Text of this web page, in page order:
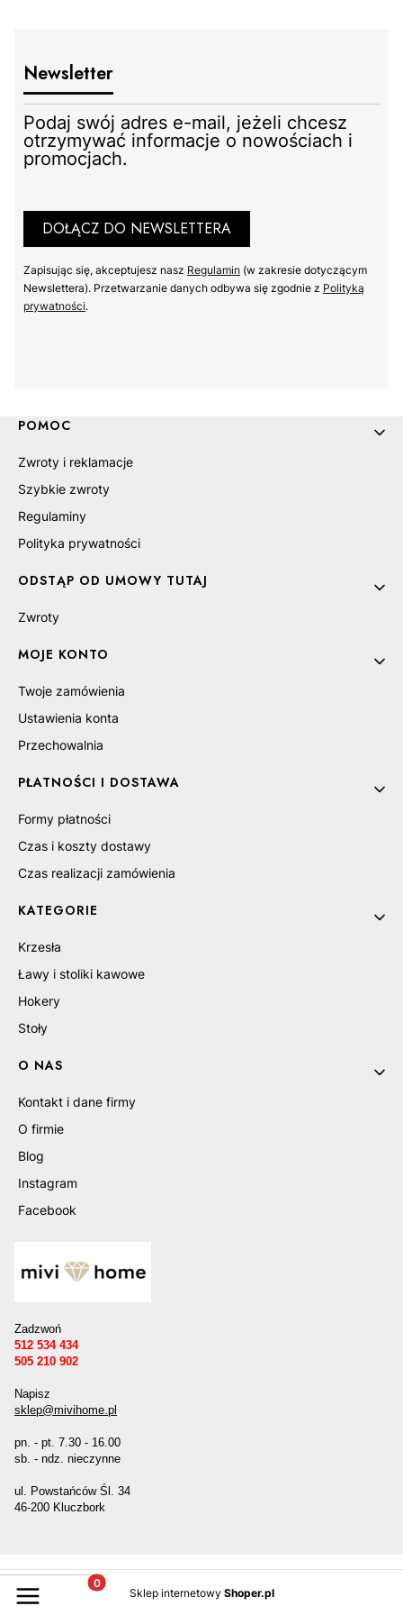
Newsletter
Podaj swój adres e-mail, jeżeli chcesz
otrzymywać informacje o nowościach i
promocjach.
DOŁĄCZ DO NEWSLETTERA
Zapisując się, akceptujesz nasz Regulamin (w zakresie dotyczącym
Newslettera). Przetwarzanie danych odbywa się zgodnie z Polityką
prywatności.
Linki w stopce
POMOC
Zwroty i reklamacje
Szybkie zwroty
Regulaminy
Polityka prywatności
ODSTĄP OD UMOWY TUTAJ
Zwroty
MOJE KONTO
Twoje zamówienia
Ustawienia konta
Przechowalnia
PŁATNOŚCI I DOSTAWA
Formy płatności
Czas i koszty dostawy
Czas realizacji zamówienia
KATEGORIE
Krzesła
Ławy i stoliki kawowe
Hokery
Stoły
O NAS
Kontakt i dane firmy
O firmie
Blog
Instagram
Facebook
Zadzwoń
512 534 434
505 210 902
Napisz
sklep@mivihome.pl
pn. - pt. 7.30 - 16.00
sb. - ndz. nieczynne
ul. Powstańców Śl. 34
46-200 Kluczbork
Sklep internetowy Shoper.pl
Produkty w koszyku: 0. Zobacz szczegóły